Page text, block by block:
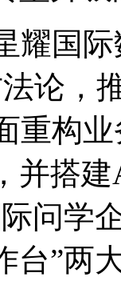
星耀
论
构业
，并
际问
台”两